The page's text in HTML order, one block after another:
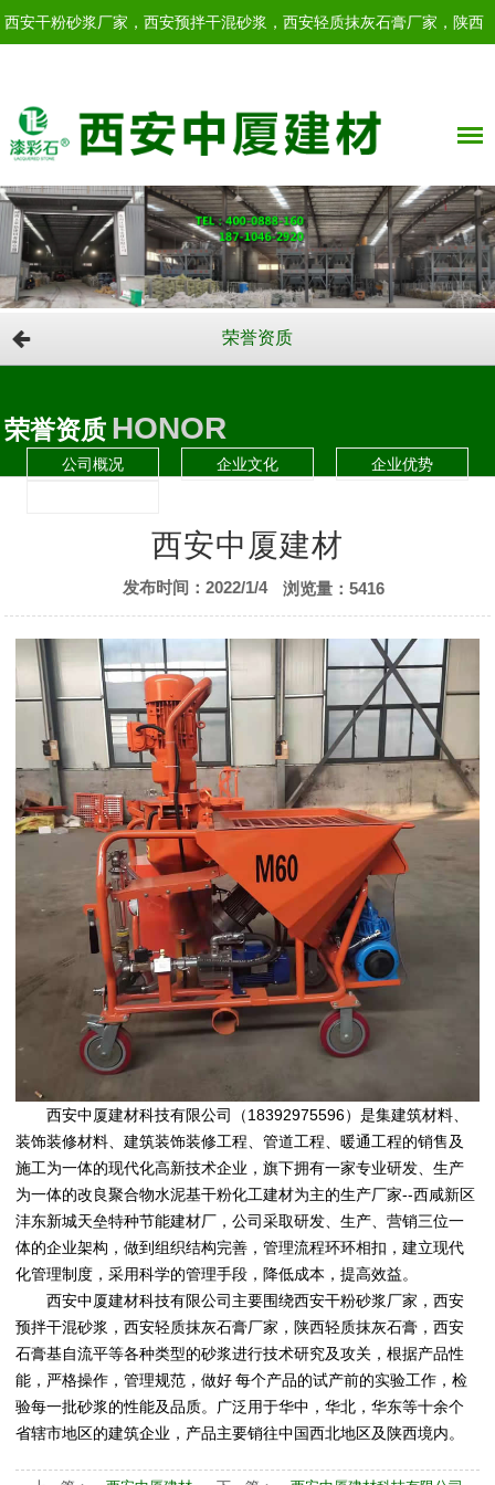
西安干粉砂浆厂家，西安预拌干混砂浆，西安轻质抹灰石膏厂家，陕西
荣誉资质
荣誉资质 HONOR
公司概况 企业文化
企业优势
西安中厦建材
发布时间：2022/1/4 浏览量：5416
西安中厦建材科技有限公司（18392975596）是集建筑材料、
装饰装修材料、建筑装饰装修工程、管道工程、暖通工程的销售及
施工为一体的现代化高新技术企业，旗下拥有一家专业研发、生产
为一体的改良聚合物水泥基干粉化工建材为主的生产厂家--西咸新区
沣东新城天垒特种节能建材厂，公司采取研发、生产、营销三位一
体的企业架构，做到组织结构完善，管理流程环环相扣，建立现代
化管理制度，采用科学的管理手段，降低成本，提高效益。
西安中厦建材科技有限公司 主要围绕西安干粉砂浆厂家 ，西安
预拌干混砂浆 ，西安轻质抹灰石膏厂家 ， 陕西轻质抹灰石膏 ，西安
石膏基自流平等各种类型的砂浆进行技术研究及攻关，根据产品性
能，严格操作，管理规范，做好 每个产品的试产前的实验工作，检
验每一批砂浆的性能及品质。广泛用于华中，华北，华东等十余个
省辖市地区的建筑企业，产品主要销往中国西北地区及陕西境内。